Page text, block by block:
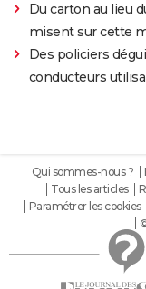
Du carton au lieu
misent sur cette
Des policiers
conducteurs
Qui sommes-nous ?
Tous les articles
Paramétrer les cookies